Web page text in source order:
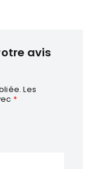
avis
Les
*